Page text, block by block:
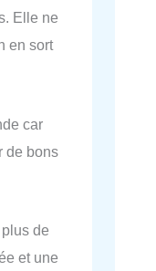
Elle ne
en sort
car
de bons
de
et une